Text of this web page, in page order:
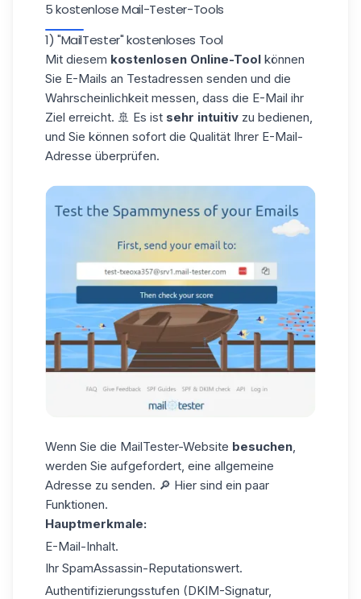
5 kostenlose Mail-Tester-Tools
1) "MailTester" kostenloses Tool
Mit diesem kostenlosen Online-Tool können
Sie E-Mails an Testadressen senden und die
Wahrscheinlichkeit messen, dass die E-Mail ihr
Ziel erreicht. 🚢 Es ist sehr intuitiv zu bedienen,
und Sie können sofort die Qualität Ihrer E-Mail-
Adresse überprüfen.
Wenn Sie die MailTester-Website besuchen
werden Sie aufgefordert, eine allgemeine
Adresse zu senden. 🔎 Hier sind ein paar
Funktionen.
Hauptmerkmale:
E-Mail-Inhalt.
Ihr SpamAssassin-Reputationswert.
Authentifizierungsstufen (DKIM-Signatur,